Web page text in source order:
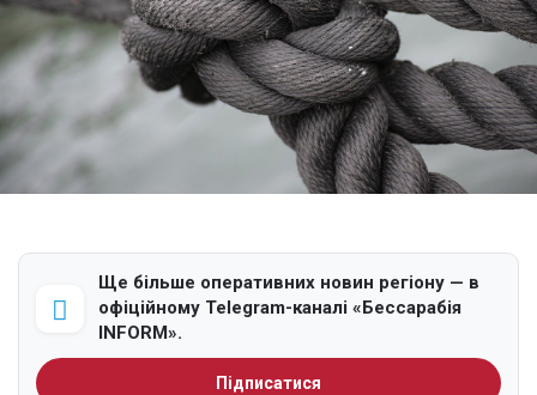
Ще більше оперативних новин регіону — в
офіційному Telegram-каналі «Бессарабія
INFORM».
Підписатися